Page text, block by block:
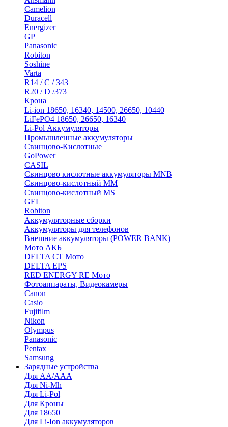
Camelion
Duracell
Energizer
GP
Panasonic
Robiton
Soshine
Varta
R14 / C / 343
R20 / D /373
Крона
Li-ion 18650, 16340, 14500, 26650, 10440
LiFePO4 18650, 26650, 16340
Li-Pol Аккумуляторы
Промышленные аккумуляторы
Свинцово-Кислотные
GoPower
CASIL
Свинцово кислотные аккумуляторы MNB
Cвинцово-кислотный MM
Cвинцово-кислотный MS
GEL
Robiton
Аккумуляторные сборки
Аккумуляторы для телефонов
Внешние аккумуляторы (POWER BANK)
Мото АКБ
DELTA CT Мото
DELTA EPS
RED ENERGY RE Мото
Фотоаппараты, Видеокамеры
Canon
Casio
Fujifilm
Nikon
Olympus
Panasonic
Pentax
Samsung
Зарядные устройства
Для AA/AAA
Для Ni-Mh
Для Li-Pol
Для Кроны
Для 18650
Для Li-Ion аккумуляторов